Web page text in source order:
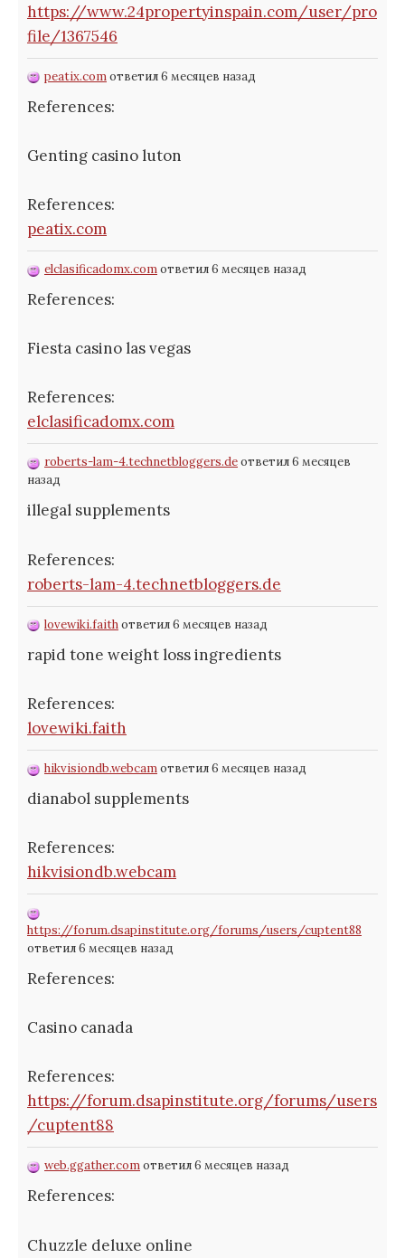
https://www.24propertyinspain.com/user/pro
file/1367546
peatix.comответил 6 месяцев назад
References:
Genting casino luton
References:
peatix.com
elclasificadomx.comответил 6 месяцев назад
References:
Fiesta casino las vegas
References:
elclasificadomx.com
roberts-lam-4.technetbloggers.deответил 6 месяцев
назад
illegal supplements
References:
roberts-lam-4.technetbloggers.de
lovewiki.faithответил 6 месяцев назад
rapid tone weight loss ingredients
References:
lovewiki.faith
hikvisiondb.webcamответил 6 месяцев назад
dianabol supplements
References:
hikvisiondb.webcam
https://forum.dsapinstitute.org/forums/users/cuptent88
ответил 6 месяцев назад
References:
Casino canada
References:
https://forum.dsapinstitute.org/forums/users
/cuptent88
web.ggather.comответил 6 месяцев назад
References:
Chuzzle deluxe online